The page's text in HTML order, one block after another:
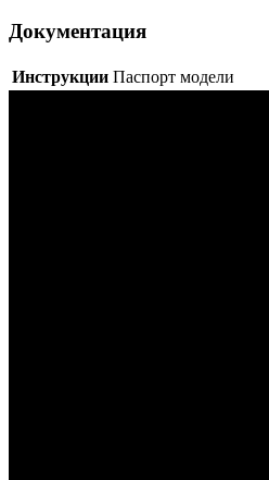
Документация
Инструкции Паспорт модели